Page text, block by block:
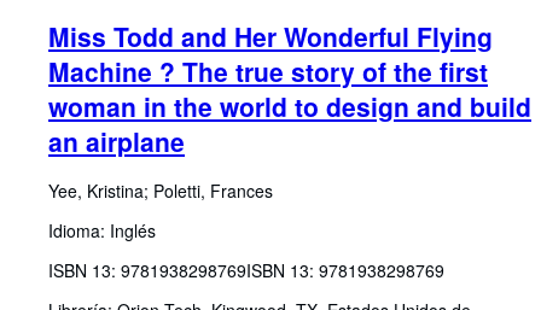
Miss Todd and Her Wonderful Flying
Machine ? The true story of the first
woman in the world to design and build
an airplane
Yee, Kristina; Poletti, Frances
Idioma: Inglés
ISBN 13: 9781938298769ISBN 13: 9781938298769